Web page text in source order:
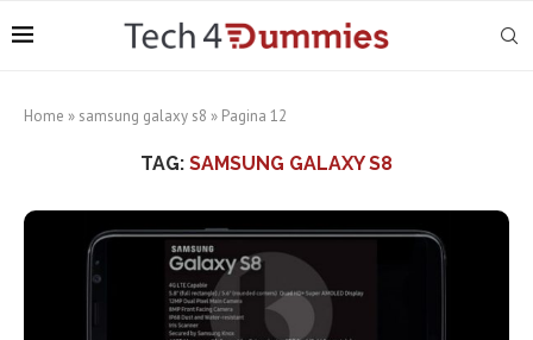
Home » samsung galaxy s8 » Pagina 12
TAG: SAMSUNG GALAXY S8